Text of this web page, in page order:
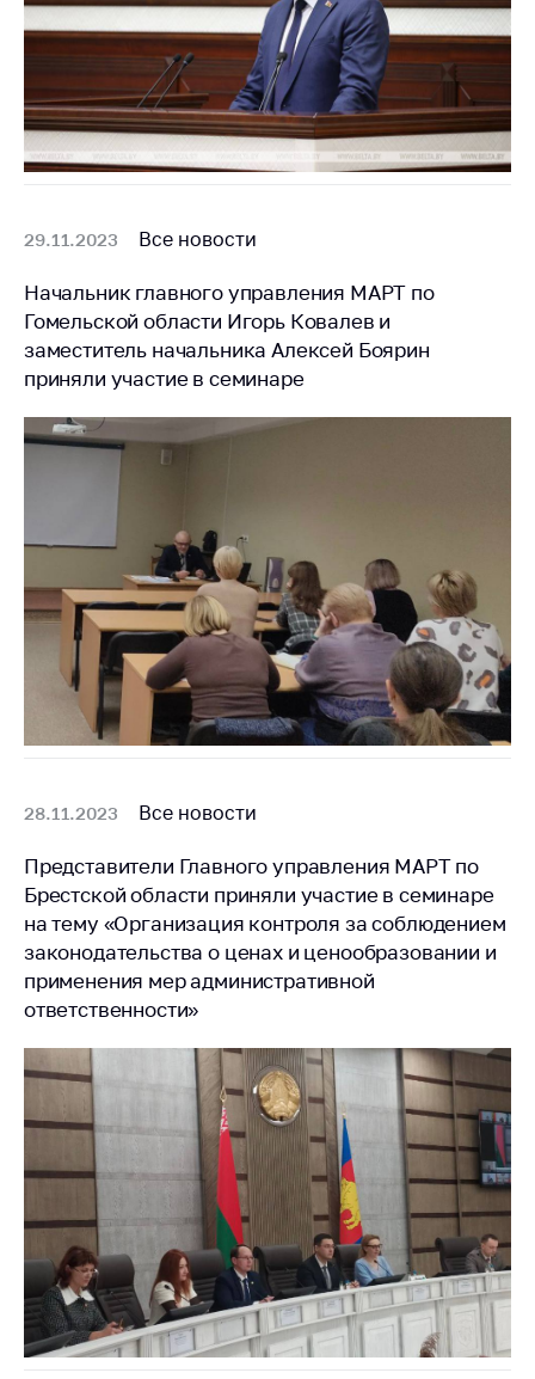
29.11.2023 Все новости
Начальник главного управления МАРТ по
Гомельской области Игорь Ковалев и
заместитель начальника Алексей Боярин
приняли участие в семинаре
28.11.2023 Все новости
Представители Главного управления МАРТ по
Брестской области приняли участие в семинаре
на тему «Организация контроля за соблюдением
законодательства о ценах и ценообразовании и
применения мер административной
ответственности»